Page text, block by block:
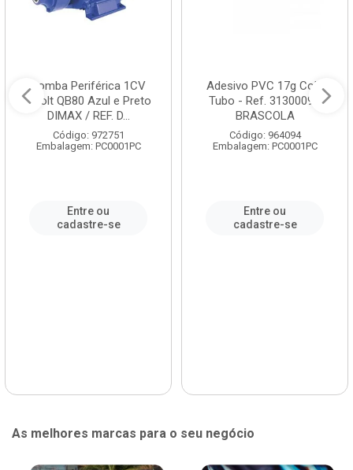
Bomba Periférica 1CV
Bivolt QB80 Azul e Preto
DIMAX / REF. D...
Código: 972751
Embalagem: PC0001PC
Entre ou
cadastre-se
Adesivo PVC 17g Cola
Tubo - Ref. 3130009 -
BRASCOLA
Código: 964094
Embalagem: PC0001PC
Entre ou
cadastre-se
As melhores marcas para o seu negócio